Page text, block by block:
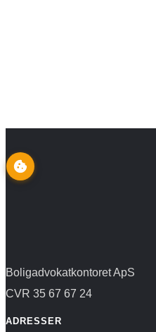
Boligadvokatkontoret ApS
CVR 35 67 67 24
ADRESSER